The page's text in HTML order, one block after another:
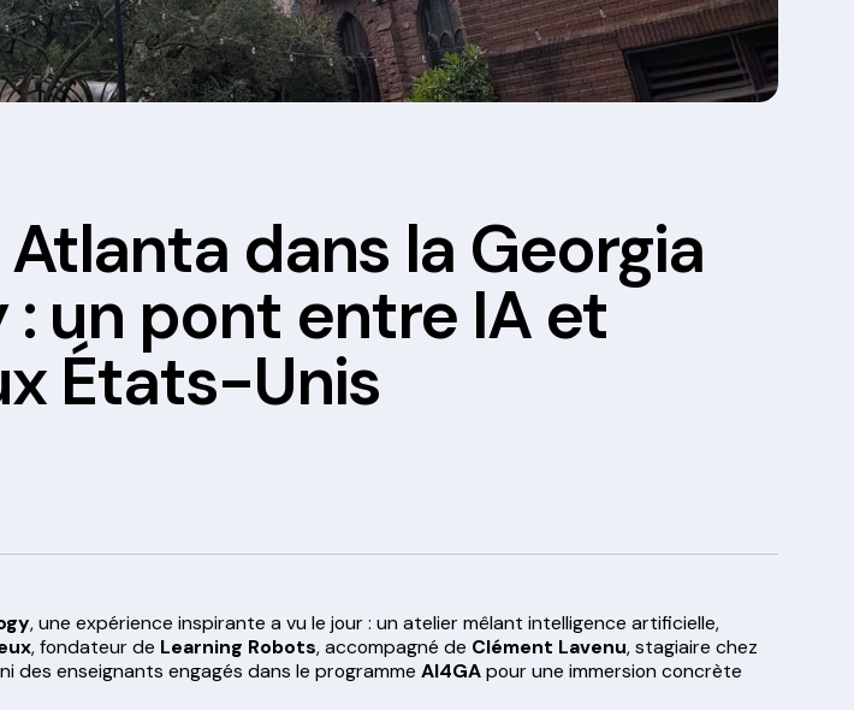
dans la Georgia
un pont entre IA et
États-Unis
, une expérience inspirante a vu le jour : un atelier mêlant intelligence artificielle,
, fondateur de Learning Robots, accompagné de Clément Lavenu, stagiaire chez
des enseignants engagés dans le programmeAI4GApour une immersion concrète